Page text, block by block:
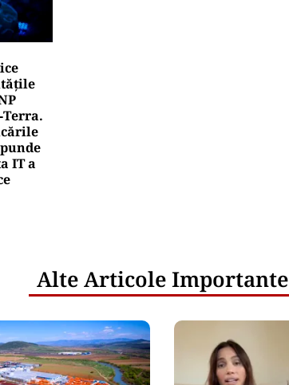
IT a
Alte Articole Importante